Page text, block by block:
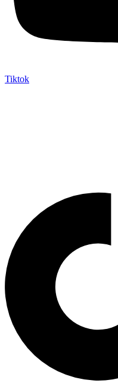
Tiktok